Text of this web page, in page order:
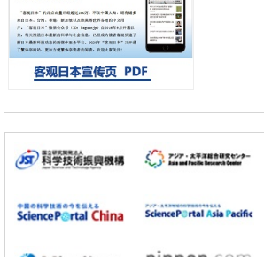
科学研究
开发出300亿年仅误差1秒的光晶格钟，构建网络
基础设施
经济・社会
科学研究
带大量基因的人工细胞
政策
展研究